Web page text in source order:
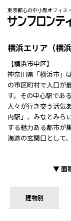
東京都心の中小型オフィス
横浜エリア（横
【横浜市中区】
神奈川県「横浜市」
の市区町村で人口が
す。その中心駅であ
人々が行き交う活気
内駅」、みなとみら
する魅力ある都市が
海道の玄関口として
▼面
建物別